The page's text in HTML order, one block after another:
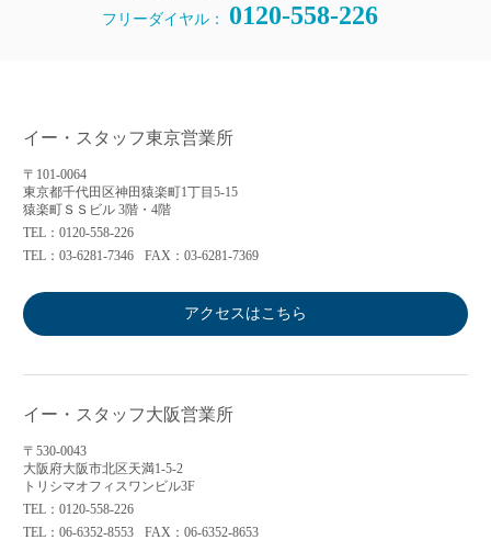
フリーダイヤル： 0120-558-226
イー・スタッフ東京営業所
〒101-0064
東京都千代田区神田猿楽町1丁目5-15
猿楽町ＳＳビル 3階・4階
TEL：0120-558-226
TEL：03-6281-7346
FAX：03-6281-7369
アクセスはこちら
イー・スタッフ大阪営業所
〒530-0043
大阪府大阪市北区天満1-5-2
トリシマオフィスワンビル3F
TEL：0120-558-226
TEL：06-6352-8553
FAX：06-6352-8653